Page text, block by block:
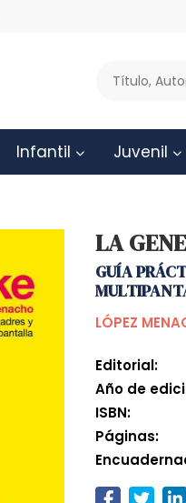
Infantil Juvenil
LA
GUÍA
LÓPEZ
Editorial:
Año de
ISBN:
Páginas: